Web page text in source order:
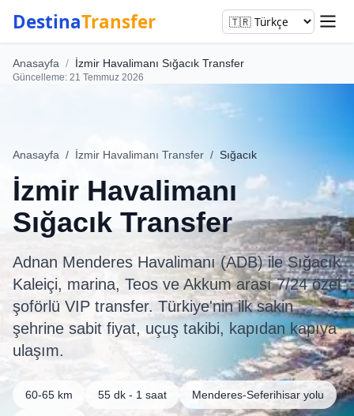
DestinaTransfer
Anasayfa / İzmir Havalimanı Sığacık Transfer
Güncelleme: 21 Temmuz 2026
Anasayfa / İzmir Havalimanı Transfer / Sığacık
İzmir Havalimanı
Sığacık Transfer
Adnan Menderes Havalimanı (ADB) ile Sığacık
Kaleiçi, marina, Teos ve Akkum arası 7/24 özel
şoförlü VIP transfer. Türkiye'nin ilk sakin
şehrine sabit fiyat, uçuş takibi, kapıdan kapıya
ulaşım.
60-65 km 55 dk - 1 saat Menderes-Seferihisar yolu